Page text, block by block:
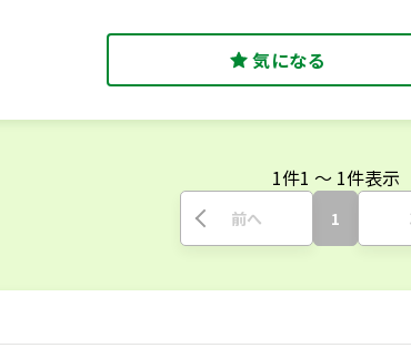
気になる
1件1 〜 1件表示
前へ 1